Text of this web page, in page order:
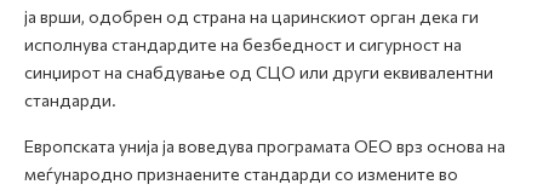
ја врши, одобрен од страна на царинскиот орган дека ги
исполнува стандардите на безбедност и сигурност на
синџирот на снабдување од СЦО или други еквивалентни
стандарди.
Европската унија ја воведува програмата ОЕО врз основа на
меѓународно признаените стандарди со измените во